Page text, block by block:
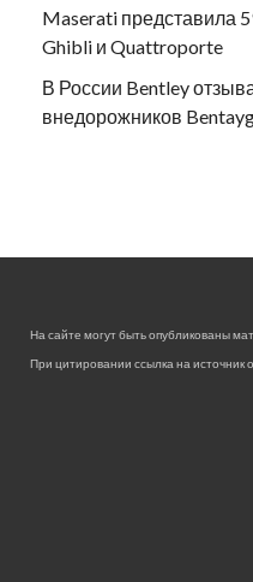
Maserati представила
Ghibli и Quattroporte
В России Bentley
внедорожников
На сайте могут быть опубликованы
При цитировании ссылка на источник